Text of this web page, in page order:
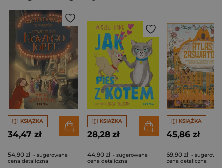
KSIĄŻKA
34,47 zł
54,90 zł - sugerowana
cena detaliczna
KSIĄŻKA
28,28 zł
44,90 zł - sugerowana
cena detaliczna
KSIĄŻKA
45,86 zł
69,90 zł -
cena detaliczna